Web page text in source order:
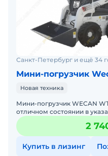
Санкт-Петербург и ещё 34
Мини-погрузчик
Новая техника
Мини-погрузчик WECAN
отличном состоянии в
на складе в Москве.
В на
2
Купить в лизинг